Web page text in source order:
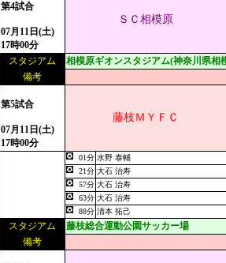
第4試合
07月11日(土)
17時00分
ＳＣ相模原
スタジアム
相模原ギオンスタジアム(神奈川県相
備考
第5試合
07月11日(土)
17時00分
藤枝ＭＹＦＣ
01分 水野 泰輔
21分 大石 治寿
57分 大石 治寿
63分 大石 治寿
88分 清本 拓己
スタジアム
藤枝総合運動公園サッカー場
備考